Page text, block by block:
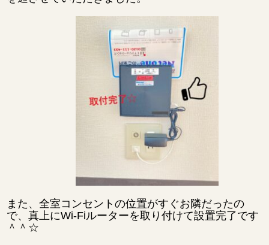
また、全室コンセントの位置がすぐお隣だったの
で、真上にWi-Fiルーターを取り付けて設置完了です
＾＾☆